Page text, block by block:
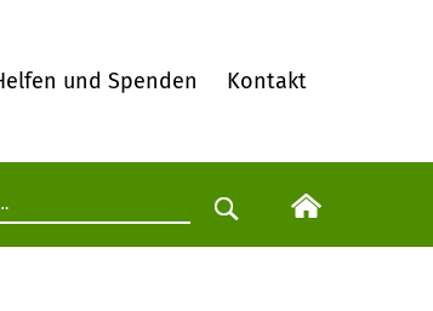
und Spenden Kontakt
Suche starten